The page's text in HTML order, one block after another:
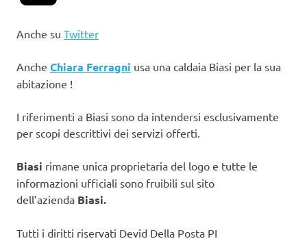
Anche su Twitter
Anche Chiara Ferragni usa una caldaia Biasi per la sua
abitazione !
I riferimenti a Biasi sono da intendersi esclusivamente
per scopi descrittivi dei servizi offerti.
Biasi rimane unica proprietaria del logo e tutte le
informazioni ufficiali sono fruibili sul sito
dell’azienda Biasi.
Tutti i diritti riservati Devid Della Posta PI